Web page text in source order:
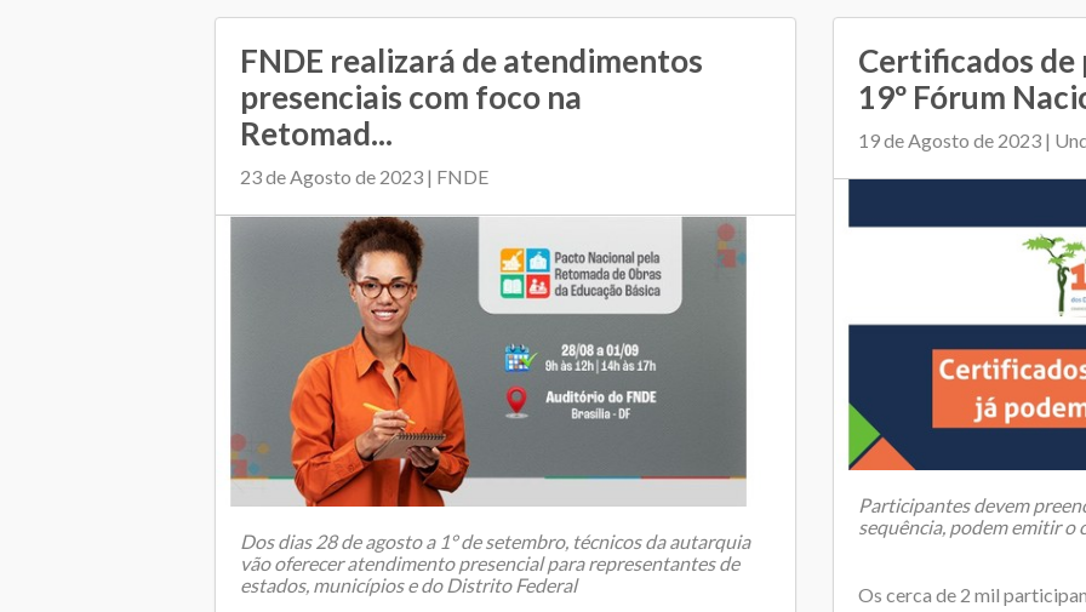
FNDE realizará de atendimentos
presenciais com foco na
Retomad...
23 de Agosto de 2023 | FNDE
Dos dias 28 de agosto a 1° de setembro, técnicos da autarquia
vão oferecer atendimento presencial para representantes de
estados, municípios e do Distrito Federal
Certificados
19º Fórum
19 de Agosto de 2023 |
Participantes devem
sequência, podem emitir o
Os cerca de 2 mil